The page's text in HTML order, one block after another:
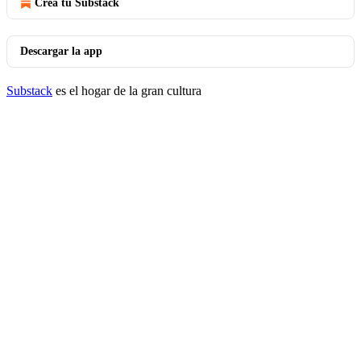
Crea tu Substack
Descargar la app
Substack es el hogar de la gran cultura